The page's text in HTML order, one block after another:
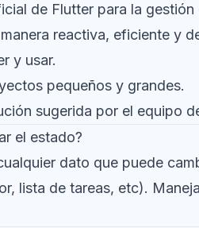
de Flutter para la
reactiva, eficiente y
y usar.
pequeños y grandes.
sugerida por el equipo
el estado?
dato que puede
lista de tareas, etc).